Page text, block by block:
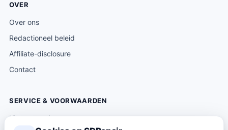
OVER
Over ons
Redactioneel beleid
Affiliate-disclosure
Contact
SERVICE & VOORWAARDEN
Klantenservice